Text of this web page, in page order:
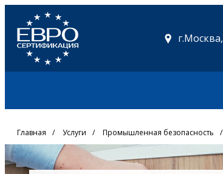
г.Москва,
Главная / Услуги / Промышленная безопасность /